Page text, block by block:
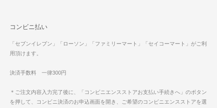
コンビニ払い
「セブンイレブン」「ローソン」「ファミリーマート」「セイコーマート」がご利
用頂けます。
決済手数料 一律300円
＊ご注文内容入力完了後に、「コンビニエンスストアお支払い手続きへ」のボタン
を押して、コンビニ決済のお申込画面を開き、ご希望のコンビニエンスストアを選